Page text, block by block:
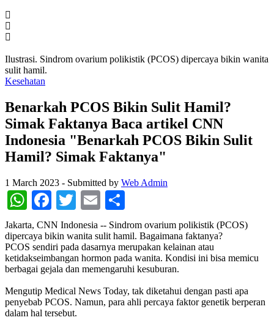
Ilustrasi. Sindrom ovarium polikistik (PCOS) dipercaya bikin wanita
sulit hamil.
Kesehatan
Benarkah PCOS Bikin Sulit Hamil?
Simak Faktanya Baca artikel CNN
Indonesia "Benarkah PCOS Bikin Sulit
Hamil? Simak Faktanya"
1 March 2023 - Submitted by Web Admin
WhatsApp
Facebook
Twitter
Email
Jakarta, CNN Indonesia -- Sindrom ovarium polikistik (PCOS)
dipercaya bikin wanita sulit hamil. Bagaimana faktanya?
PCOS sendiri pada dasarnya merupakan kelainan atau
ketidakseimbangan hormon pada wanita. Kondisi ini bisa memicu
berbagai gejala dan memengaruhi kesuburan.
Mengutip Medical News Today, tak diketahui dengan pasti apa
penyebab PCOS. Namun, para ahli percaya faktor genetik berperan
dalam hal tersebut.